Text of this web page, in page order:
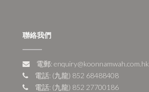
聯絡我們
電郵: enquiry@koonnamwah.com.hk
電話: (九龍) 852 68488408
電話: (九龍) 852 27700186